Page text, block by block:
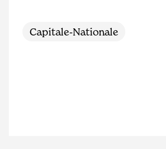
Capitale-Nationale